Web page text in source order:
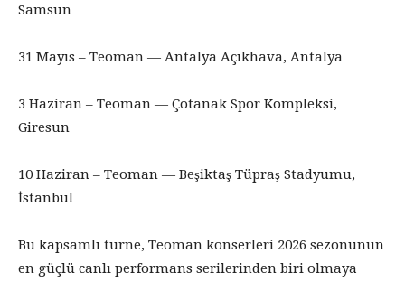
Samsun
31 Mayıs – Teoman — Antalya Açıkhava, Antalya
3 Haziran – Teoman — Çotanak Spor Kompleksi,
Giresun
10 Haziran – Teoman — Beşiktaş Tüpraş Stadyumu,
İstanbul
Bu kapsamlı turne, Teoman konserleri 2026 sezonunun
en güçlü canlı performans serilerinden biri olmaya